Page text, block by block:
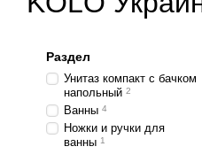
Раздел
Унитаз компакт с бачком
напольный 2
Ванны 4
Ножки и ручки для
ванны 1